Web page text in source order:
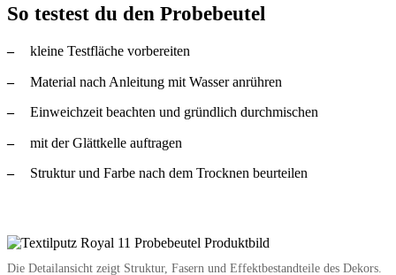
So testest du den Probebeutel
kleine Testfläche vorbereiten
Material nach Anleitung mit Wasser anrühren
Einweichzeit beachten und gründlich durchmischen
mit der Glättkelle auftragen
Struktur und Farbe nach dem Trocknen beurteilen
Die Detailansicht zeigt Struktur, Fasern und Effektbestandteile des Dekors.